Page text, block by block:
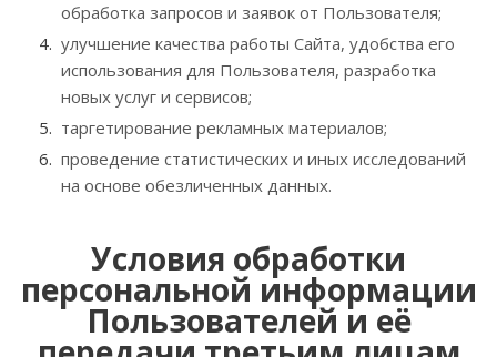
обработка запросов и заявок от Пользователя;
улучшение качества работы Сайта, удобства его
использования для Пользователя, разработка
новых услуг и сервисов;
таргетирование рекламных материалов;
проведение статистических и иных исследований
на основе обезличенных данных.
Условия обработки
персональной информации
Пользователей и её